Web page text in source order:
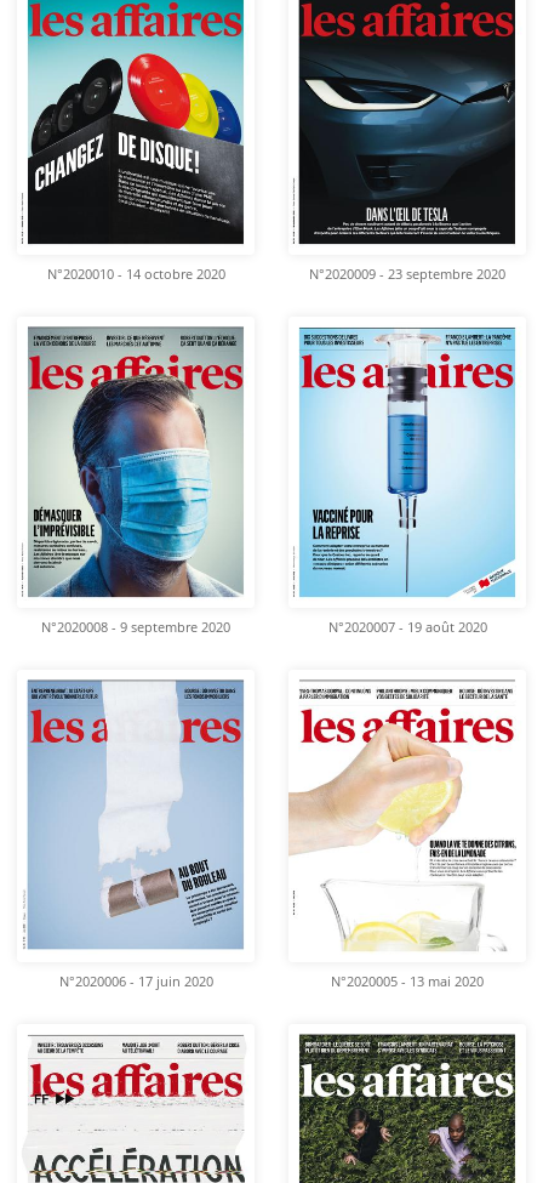
N°2020010 - 14 octobre 2020 N°2020009 - 23 septembre 2020
N°2020008 - 9 septembre 2020 N°2020007 - 19 août 2020
N°2020006 - 17 juin 2020 N°2020005 - 13 mai 2020